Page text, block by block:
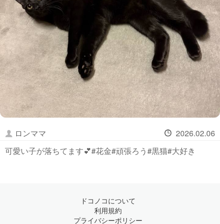
ロンママ
2026.02.06
可愛い子が落ちてます💕#花金#頑張ろう#黒猫#大好き
ドコノコについて
利用規約
プライバシーポリシー